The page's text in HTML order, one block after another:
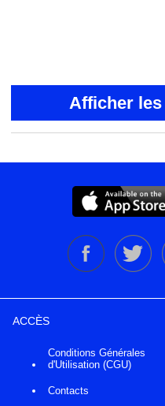
Afficher
ACCÈS
Conditions Générales
d'Utilisation (CGU)
Contacts